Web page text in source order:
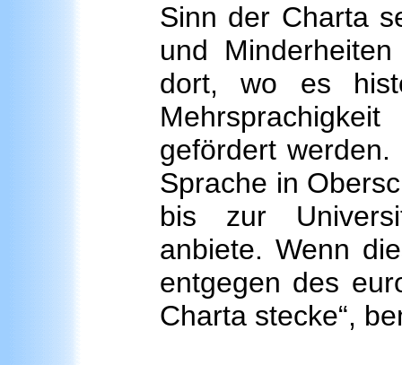
Sinn der Charta
und
dort, wo es
gefördert
Sprache in
bis zur
anbiete. Wenn
entgegen des
Charta stecke“,